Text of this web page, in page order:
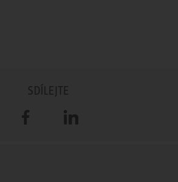
SDÍLEJTE
Facebook LinkedIn